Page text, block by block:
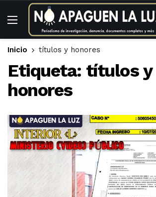
Inicio títulos y honores
Etiqueta: títulos y
honores